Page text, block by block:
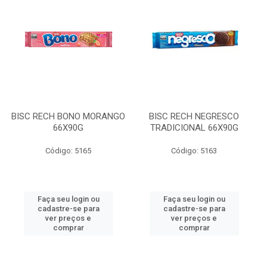
BISC RECH BONO MORANGO
66X90G
Código: 5165
Faça seu login ou
cadastre-se para
ver preços e
comprar
BISC RECH NEGRESCO
TRADICIONAL 66X90G
Código: 5163
Faça seu login ou
cadastre-se para
ver preços e
comprar